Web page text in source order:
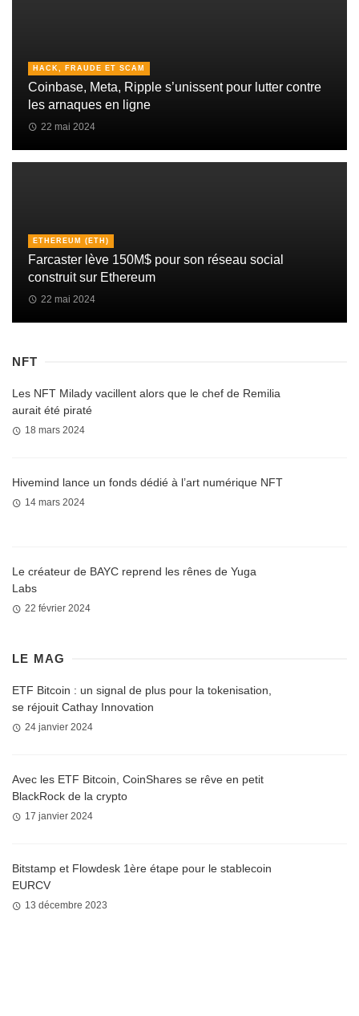
HACK, FRAUDE ET SCAM
Coinbase, Meta, Ripple s’unissent pour lutter contre
les arnaques en ligne
22 mai 2024
ETHEREUM (ETH)
Farcaster lève 150M$ pour son réseau social
construit sur Ethereum
22 mai 2024
NFT
Les NFT Milady vacillent alors que le chef de Remilia
aurait été piraté
18 mars 2024
Hivemind lance un fonds dédié à l’art numérique NFT
14 mars 2024
Le créateur de BAYC reprend les rênes de Yuga
Labs
22 février 2024
LE MAG
ETF Bitcoin : un signal de plus pour la tokenisation,
se réjouit Cathay Innovation
24 janvier 2024
Avec les ETF Bitcoin, CoinShares se rêve en petit
BlackRock de la crypto
17 janvier 2024
Bitstamp et Flowdesk 1ère étape pour le stablecoin
EURCV
13 décembre 2023